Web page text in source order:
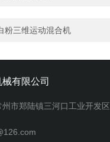
粉三维运动混合机
有限公司
市郑陆镇三河口工业开发区